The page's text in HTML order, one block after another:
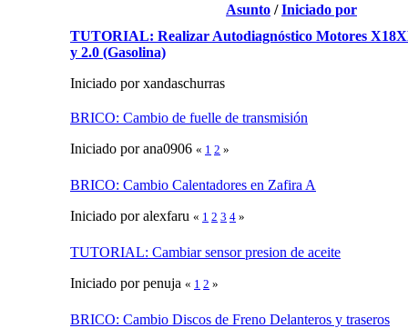
Asunto /Iniciado por
TUTORIAL: Realizar Autodiagnóstico Motores
y 2.0 (Gasolina)
Iniciado por xandaschurras
BRICO: Cambio de fuelle de transmisión
Iniciado por ana0906 « 1 2 »
BRICO: Cambio Calentadores en Zafira A
Iniciado por alexfaru « 1 2 3 4 »
TUTORIAL: Cambiar sensor presion de aceite
Iniciado por penuja « 1 2 »
BRICO: Cambio Discos de Freno Delanteros y traseros